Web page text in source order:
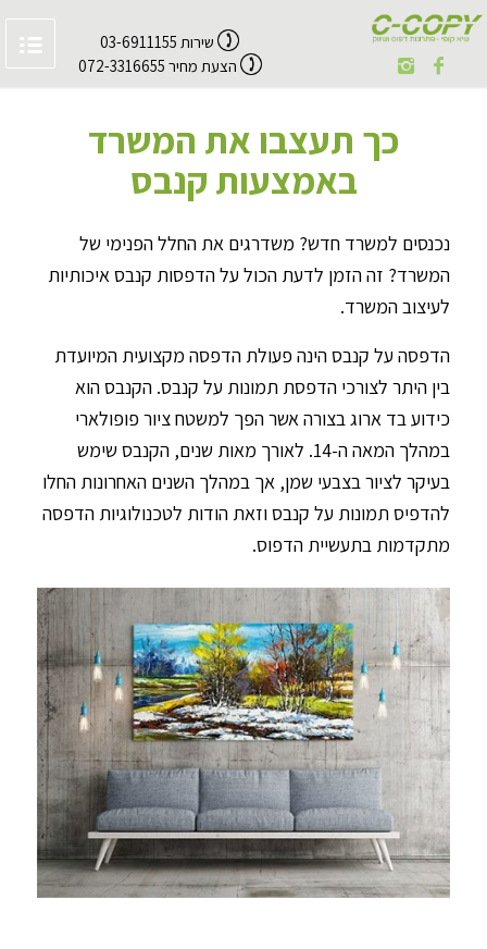
שירות 03-6911155
הצעת מחיר 072-3316655
כך תעצבו את המשרד
באמצעות קנבס
נכנסים למשרד חדש? משדרגים את החלל הפנימי של
המשרד? זה הזמן לדעת הכול על הדפסות קנבס איכותיות
לעיצוב המשרד.
הדפסה על קנבס הינה פעולת הדפסה מקצועית המיועדת
בין היתר לצורכי הדפסת תמונות על קנבס. הקנבס הוא
כידוע בד ארוג בצורה אשר הפך למשטח ציור פופולארי
במהלך המאה ה-14. לאורך מאות שנים, הקנבס שימש
בעיקר לציור בצבעי שמן, אך במהלך השנים האחרונות החלו
להדפיס תמונות על קנבס וזאת הודות לטכנולוגיות הדפסה
מתקדמות בתעשיית הדפוס.